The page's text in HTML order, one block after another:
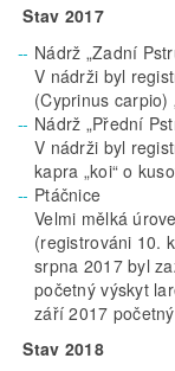
Stav 2017
Nádrž „Zadní
V nádrži byl
(Cyprinus carpio)
Nádrž „Přední
V nádrži byl
kapra „koi“ o
Ptáčnice
Velmi mělká
(registrováni 10.
srpna 2017 byl
početný výskyt
září 2017
Stav 2018